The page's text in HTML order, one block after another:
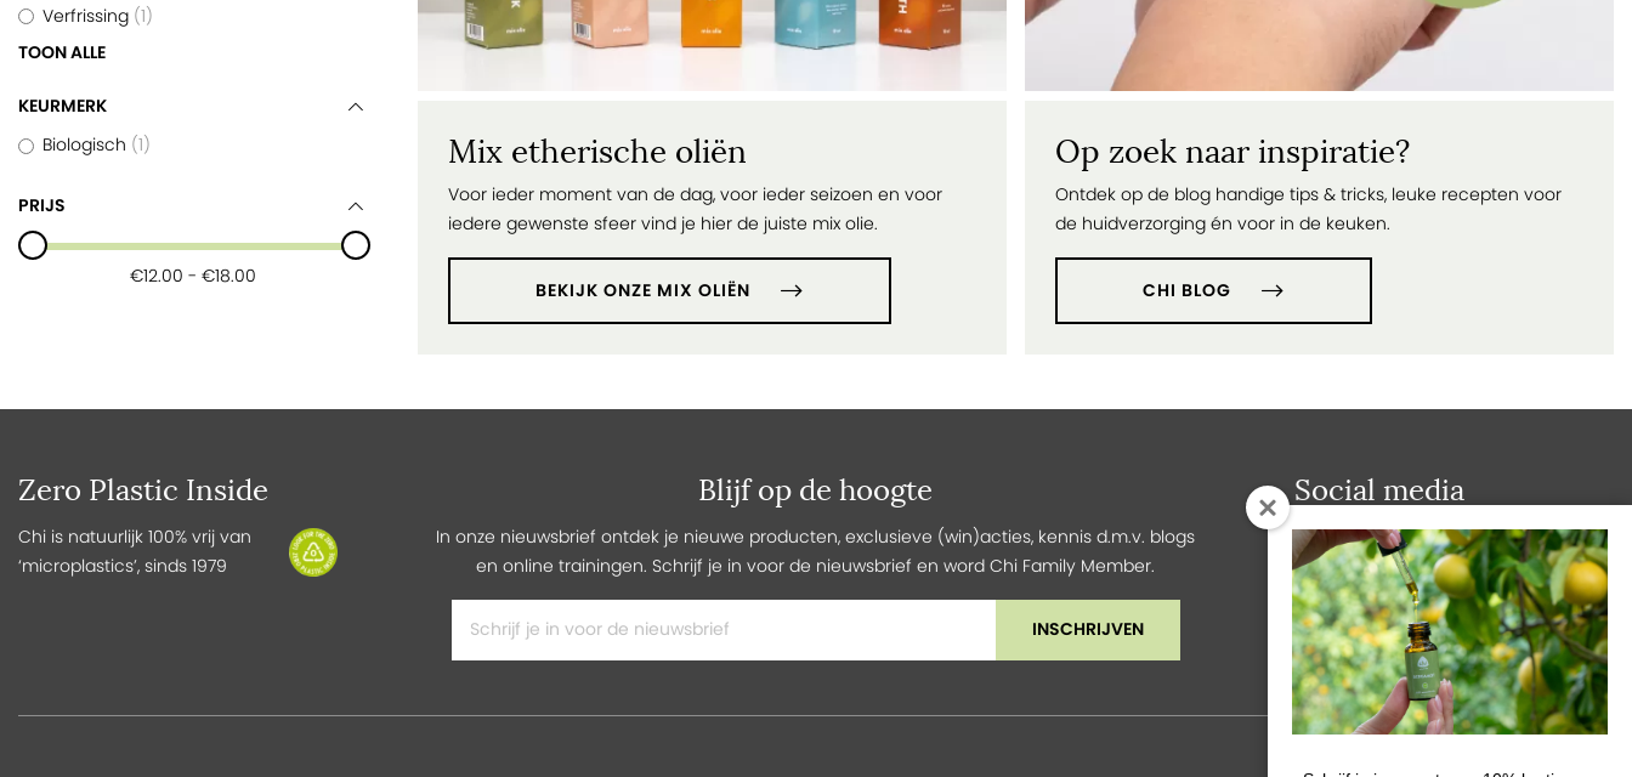
Mix etherische oliën
Voor ieder moment van de dag, voor ieder seizoen en voor
iedere gewenste sfeer vind je hier de juiste mix olie.
BEKIJK ONZE MIX OLIËN
Op zoek naar inspiratie?
Ontdek op de blog handige tips & tricks, leuke recepten voor
de huidverzorging én voor in de keuken.
CHI BLOG
Verfrissing 1
TOON ALLE
KEURMERK
Biologisch 1
PRIJS
€12.00 - €18.00
Zero Plastic Inside
Chi is natuurlijk 100% vrij van
‘microplastics’, sinds 1979
Blijf op de hoogte
In onze nieuwsbrief ontdek je nieuwe producten, exclusieve (win)acties, kennis d.m.v. blogs
en online trainingen. Schrijf je in voor de nieuwsbrief en word Chi Family Member.
INSCHRIJVEN
Social media